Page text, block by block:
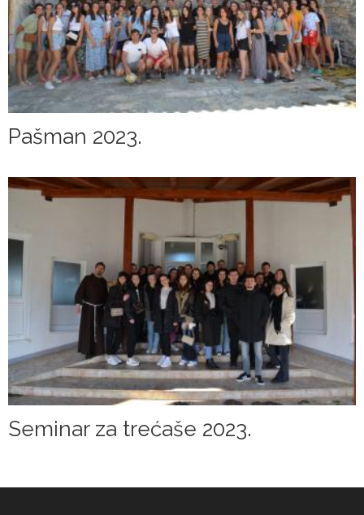
Pašman 2023.
Seminar za trećaše 2023.